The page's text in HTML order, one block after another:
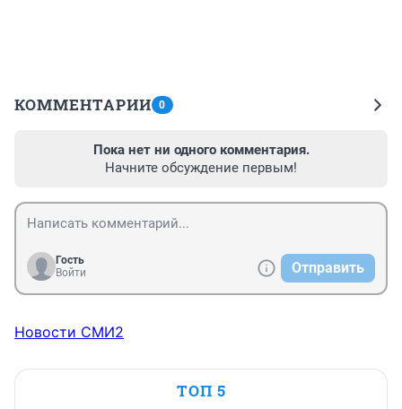
КОММЕНТАРИИ 0
Пока нет ни одного комментария.
Начните обсуждение первым!
Гость
Войти
Отправить
Новости СМИ2
ТОП 5